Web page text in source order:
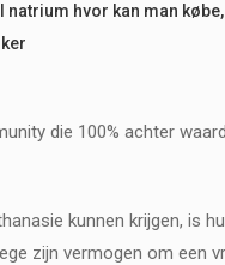
natrium hvor kan man købe,
die 100% achter
kunnen krijgen, is
zijn vermogen om een